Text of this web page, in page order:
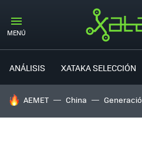
MENÚ
ANÁLISIS XATAKA SELECCIÓN
HOY SE HABLA DE
AEMET China